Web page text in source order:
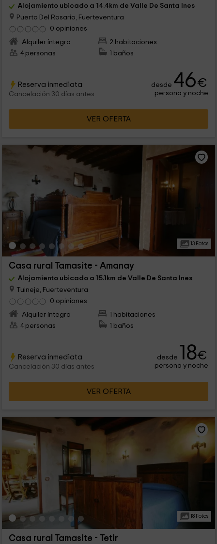
Alojamiento ubicado a 14.4km de Valle De Santa Ines
Puerto Del Rosario, Fuerteventura
0 opiniones
Alquiler íntegro
2 habitaciones
4 personas
1 baños
Reserva inmediata
Cancelación 30 días antes
desde 46€
persona y noche
VER OFERTA
13 Fotos
Casa rural Tamasite - Amanay
Alojamiento ubicado a 15.1km de Valle De Santa Ines
Tuineje, Fuerteventura
0 opiniones
Alquiler íntegro
1 habitaciones
4 personas
1 baños
Reserva inmediata
Cancelación 30 días antes
desde 18€
persona y noche
VER OFERTA
18 Fotos
Casa rural Tamasite - Tetir